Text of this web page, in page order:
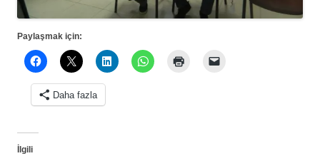
Paylaşmak için:
Daha fazla
İlgili